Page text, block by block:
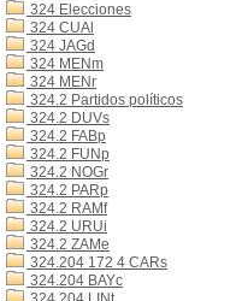
324 Elecciones
324 CUAl
324 JAGd
324 MENm
324 MENr
324.2 Partidos políticos
324.2 DUVs
324.2 FABp
324.2 FUNp
324.2 NOGr
324.2 PARp
324.2 RAMf
324.2 URUi
324.2 ZAMe
324.204 172 4 CARs
324.204 BAYc